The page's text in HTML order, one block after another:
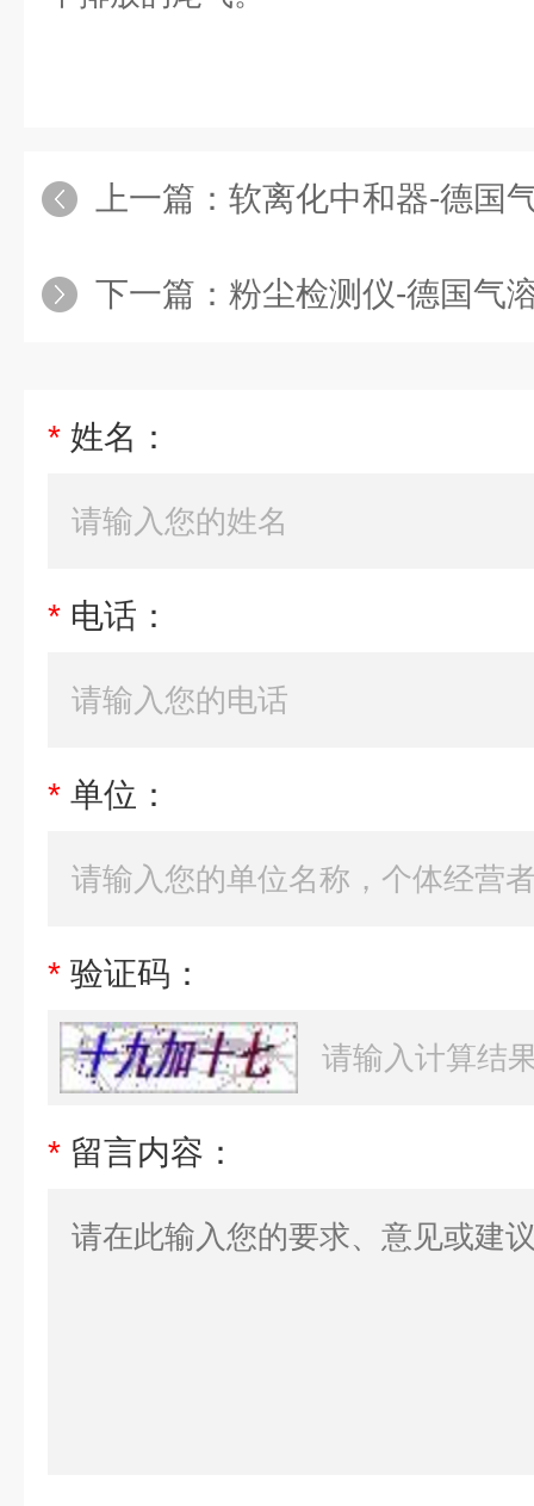
上一篇： 软离化中和器-德国
下一篇： 粉尘检测仪-德国气
* 姓名：
* 电话：
* 单位：
* 验证码：
* 留言内容：